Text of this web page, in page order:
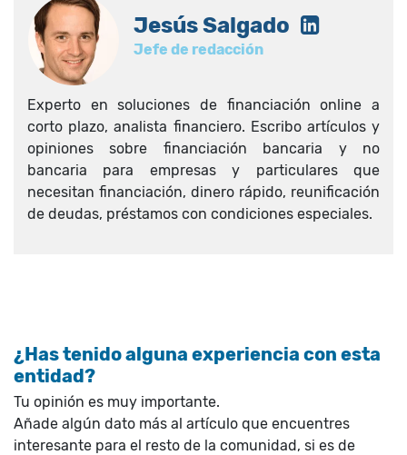
Jesús Salgado
Jefe de redacción
Experto en soluciones de financiación online a
corto plazo, analista financiero. Escribo artículos y
opiniones sobre financiación bancaria y no
bancaria para empresas y particulares que
necesitan financiación, dinero rápido, reunificación
de deudas, préstamos con condiciones especiales.
¿Has tenido alguna experiencia con esta
entidad?
Tu opinión es muy importante.
Añade algún dato más al artículo que encuentres
interesante para el resto de la comunidad, si es de